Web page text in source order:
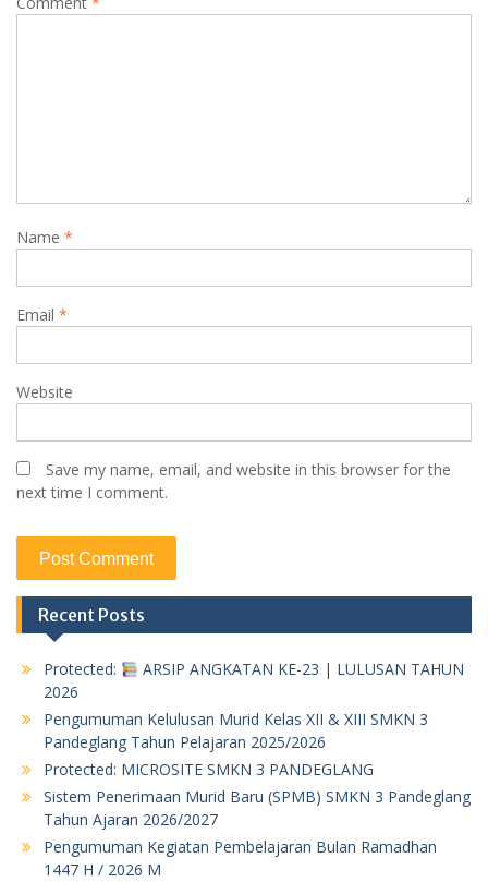
Name *
Email *
Website
Save my name, email, and website in this browser for the
next time I comment.
Recent Posts
Protected:
ARSIP ANGKATAN KE-23 | LULUSAN TAHUN
2026
Pengumuman Kelulusan Murid Kelas XII & XIII SMKN 3
Pandeglang Tahun Pelajaran 2025/2026
Protected: MICROSITE SMKN 3 PANDEGLANG
Sistem Penerimaan Murid Baru (SPMB) SMKN 3 Pandeglang
Tahun Ajaran 2026/2027
Pengumuman Kegiatan Pembelajaran Bulan Ramadhan
1447 H / 2026 M